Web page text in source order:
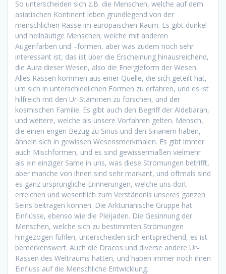
So unterscheiden sich z.B. die Menschen, welche auf dem
asiatischen Kontinent leben grundlegend von der
menschlichen Rasse im europäischen Raum. Es gibt dunkel-
und hellhäutige Menschen; welche mit anderen
Augenfarben und –formen, aber was zudem noch sehr
interessant ist, das ist über die Erscheinung hinausreichend,
die Aura dieser Wesen, also die Energieform der Wesen.
Alles Rassen kommen aus einer Quelle, die sich geteilt hat,
um sich in unterschiedlichen Formen zu erfahren, und es ist
hilfreich mit den Ur-Stämmen zu forschen, und der
kosmischen Familie. Es gibt auch den Begriff der Aldebaran,
und weitere, welche als unsere Vorfahren gelten. Mensch,
die einen engen Bezug zu Sirius und den Sirianern haben,
ähneln sich in gewissen Wesensmerkmalen. Es gibt immer
auch Mischformen, und es sind gewissermaßen vielmehr
als ein einziger Same in uns, was diese Strömungen betrifft,
aber manche von ihnen sind sehr markant, und oftmals sind
es ganz ursprüngliche Erinnerungen, welche uns dort
erreichen und wesentlich zum Verständnis unseres ganzen
Seins beitragen können. Die Arkturianische Gruppe hat
Einflüsse, ebenso wie die Pleijaden. Die Gesinnung der
Menschen, welche sich zu bestimmten Strömungen
hingezogen fühlen, unterscheiden sich entsprechend, es ist
bemerkenswert. Auch die Dracos und diverse andere Ur-
Rassen des Weltraums hatten, und haben immer noch ihren
Einfluss auf die Menschliche Entwicklung.